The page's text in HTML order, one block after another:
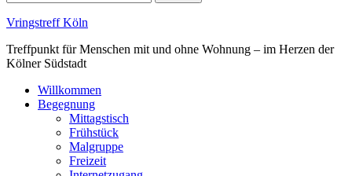
Vringstreff Köln
Treffpunkt für Menschen mit und ohne Wohnung – im Herzen der
Kölner Südstadt
Willkommen
Begegnung
Mittagstisch
Frühstück
Malgruppe
Freizeit